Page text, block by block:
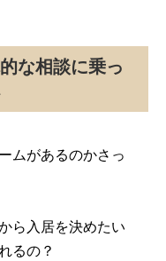
な相談に乗っ
ムがあるのかさっ
ら入居を決めたい
るの？